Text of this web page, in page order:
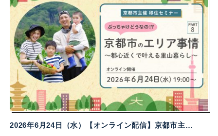
2026年6月24日（水）【オンライン配信】京都市主催移住セミナー